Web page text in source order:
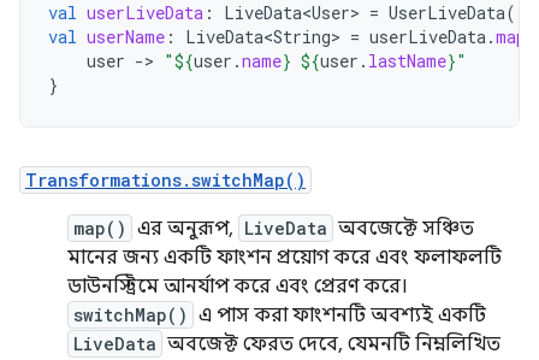
val userLiveData : LiveData<User> = UserLiveData()
val userName : LiveData<String> = userLiveData.map
user -> "${user .name} ${user . lastName}"
}
Transformations.switchMap()
map() এর অনুরূপ, LiveData অবজেক্টে সঞ্চিত
মানের জন্য একটি ফাংশন প্রয়োগ করে এবং ফলাফলটি
ডাউনস্ট্রিমে আনর্যাপ করে এবং প্রেরণ করে।
switchMap() এ পাস করা ফাংশনটি অবশ্যই একটি
LiveData অবজেক্ট ফেরত দেবে, যেমনটি নিম্নলিখিত